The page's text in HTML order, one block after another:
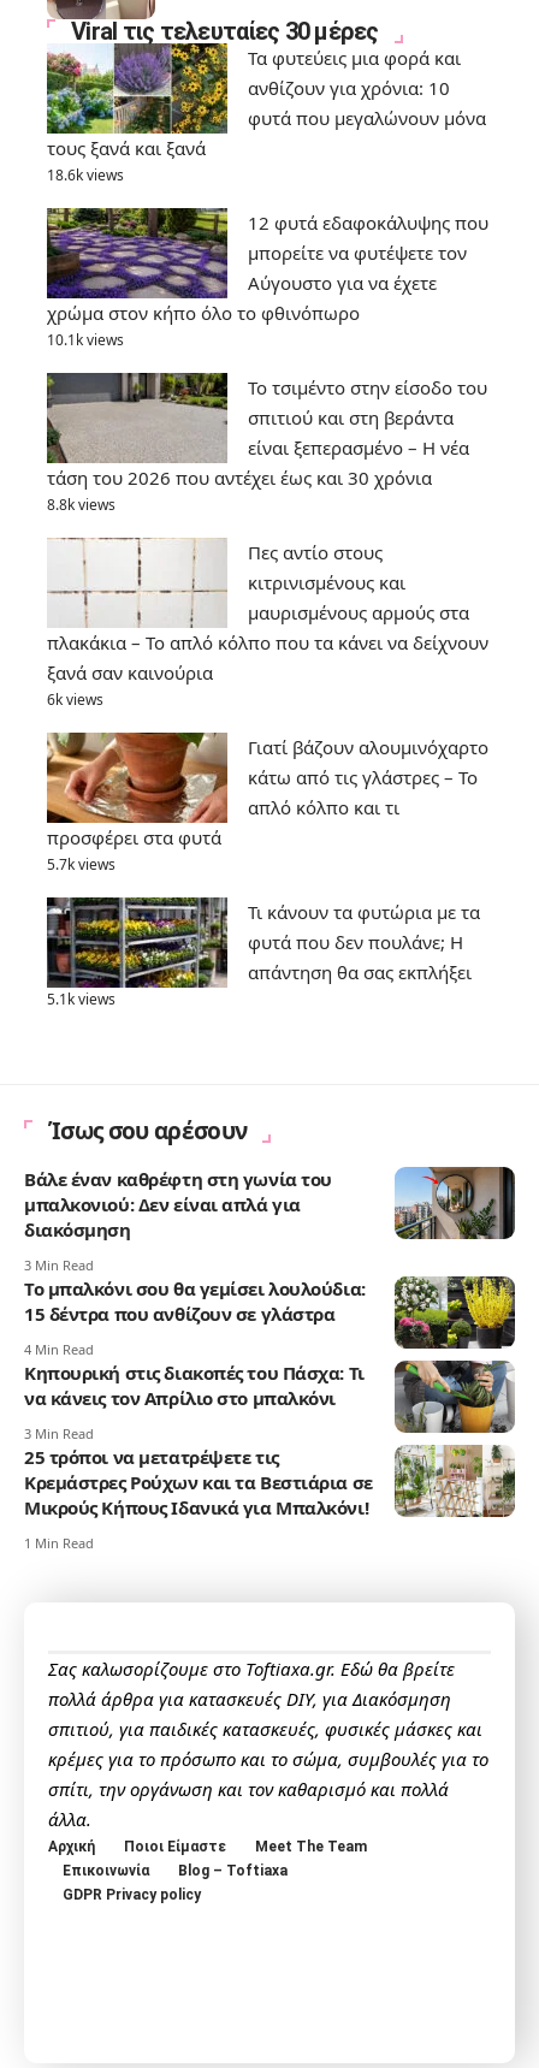
Viral τις τελευταίες 30 μέρες
Τα φυτεύεις μια φορά και
ανθίζουν για χρόνια: 10
φυτά που μεγαλώνουν μόνα
τους ξανά και ξανά
18.6k views
12 φυτά εδαφοκάλυψης που
μπορείτε να φυτέψετε τον
Αύγουστο για να έχετε
χρώμα στον κήπο όλο το φθινόπωρο
10.1k views
Το τσιμέντο στην είσοδο του
σπιτιού και στη βεράντα
είναι ξεπερασμένο – Η νέα
τάση του 2026 που αντέχει έως και 30 χρόνια
8.8k views
Πες αντίο στους
κιτρινισμένους και
μαυρισμένους αρμούς στα
πλακάκια – Το απλό κόλπο που τα κάνει να δείχνουν
ξανά σαν καινούρια
6k views
Γιατί βάζουν αλουμινόχαρτο
κάτω από τις γλάστρες – Το
απλό κόλπο και τι
προσφέρει στα φυτά
5.7k views
Τι κάνουν τα φυτώρια με τα
φυτά που δεν πουλάνε; Η
απάντηση θα σας εκπλήξει
5.1k views
Ίσως σου αρέσουν
Βάλε έναν καθρέφτη στη γωνία του
μπαλκονιού: Δεν είναι απλά για
διακόσμηση
3 Min Read
Το μπαλκόνι σου θα γεμίσει λουλούδια:
15 δέντρα που ανθίζουν σε γλάστρα
4 Min Read
Κηπουρική στις διακοπές του Πάσχα: Τι
να κάνεις τον Απρίλιο στο μπαλκόνι
3 Min Read
25 τρόποι να μετατρέψετε τις
Κρεμάστρες Ρούχων και τα Βεστιάρια σε
Μικρούς Κήπους Ιδανικά για Μπαλκόνι!
1 Min Read
Σας καλωσορίζουμε στο Toftiaxa.gr. Εδώ θα βρείτε
πολλά άρθρα για κατασκευές DIY, για Διακόσμηση
σπιτιού, για παιδικές κατασκευές, φυσικές μάσκες και
κρέμες για το πρόσωπο και το σώμα, συμβουλές για το
σπίτι, την οργάνωση και τον καθαρισμό και πολλά
άλλα.
Αρχική Ποιοι Είμαστε
Meet The Team
Επικοινωνία
Blog – Toftiaxa
GDPR Privacy policy